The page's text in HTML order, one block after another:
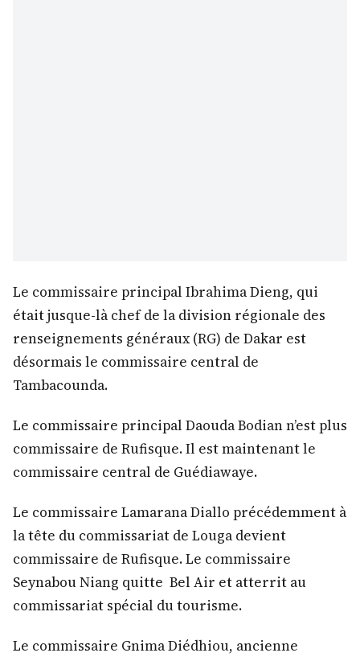
Le commissaire principal Ibrahima Dieng, qui
était jusque-là chef de la division régionale des
renseignements généraux (RG) de Dakar est
désormais le commissaire central de
Tambacounda.
Le commissaire principal Daouda Bodian n’est plus
commissaire de Rufisque. Il est maintenant le
commissaire central de Guédiawaye.
Le commissaire Lamarana Diallo précédemment à
la tête du commissariat de Louga devient
commissaire de Rufisque. Le commissaire
Seynabou Niang quitte Bel Air et atterrit au
commissariat spécial du tourisme.
Le commissaire Gnima Diédhiou, ancienne